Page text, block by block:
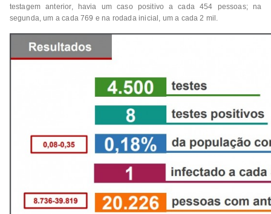
testagem anterior, havia um caso positivo a cada 454 pessoas; na
segunda, um a cada 769 e na rodada inicial, um a cada 2 mil.